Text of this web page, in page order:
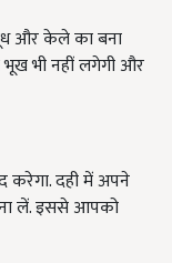
और केले का बना
भी नहीं लगेगी और
करेगा. दही में अपने
लें. इससे आपको